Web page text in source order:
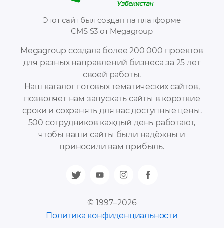
Megagroup создала более 200 000 проектов
для разных направлений бизнеса за 25 лет
своей работы.
Наш каталог готовых тематических сайтов,
позволяет нам запускать сайты в короткие
сроки и сохранять для вас доступные цены.
500 сотрудников каждый день работают,
чтобы ваши сайты были надёжны и
приносили вам прибыль.
© 1997–2026
Политика конфиденциальности
Этот сайт был создан на платформе
CMS S3 от Megagroup